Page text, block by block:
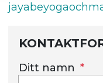
Ditt namn